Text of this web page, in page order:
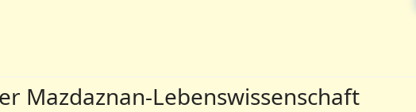
Mazdaznan-Lebenswissenschaft